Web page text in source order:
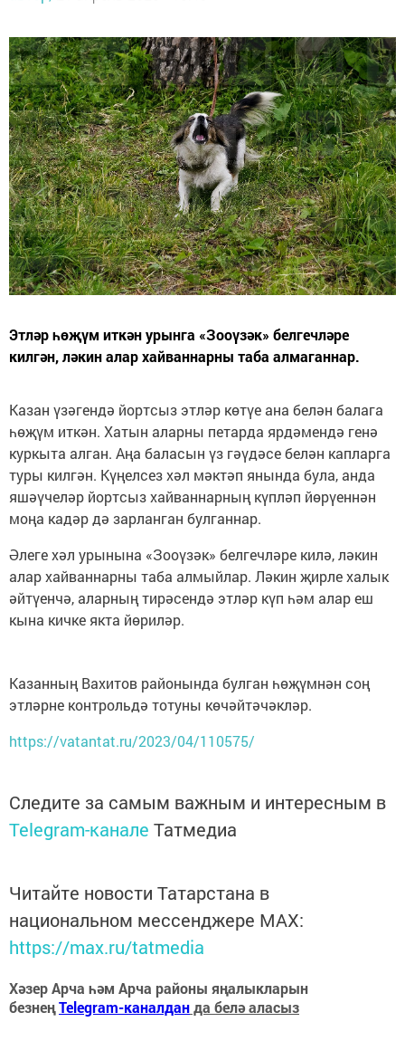
Этләр һөҗүм иткән урынга «Зооүзәк» белгечләре
килгән, ләкин алар хайваннарны таба алмаганнар.
Казан үзәгендә йортсыз этләр көтүе ана белән балага
һөҗүм иткән. Хатын аларны петарда ярдәмендә генә
куркыта алган. Аңа баласын үз гәүдәсе белән капларга
туры килгән. Күңелсез хәл мәктәп янында була, анда
яшәүчеләр йортсыз хайваннарның күпләп йөрүеннән
моңа кадәр дә зарланган булганнар.
Әлеге хәл урынына «Зооүзәк» белгечләре килә, ләкин
алар хайваннарны таба алмыйлар. Ләкин җирле халык
әйтүенчә, аларның тирәсендә этләр күп һәм алар еш
кына кичке якта йөриләр.
Казанның Вахитов районында булган һөҗүмнән соң
этләрне контрольдә тотуны көчәйтәчәкләр.
https://vatantat.ru/2023/04/110575/
Следите за самым важным и интересным в
Telegram-канале Татмедиа
Читайте новости Татарстана в
национальном мессенджере MАХ:
https://max.ru/tatmedia
Хәзер Арча һәм Арча районы яңалыкларын
безнеңTelegram-каналданда белә аласыз